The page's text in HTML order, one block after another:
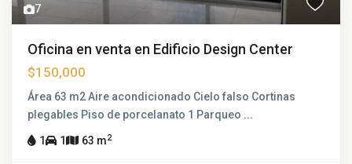
7
Oficina en venta en Edificio Design Center
$150,000
Área 63 m2 Aire acondicionado Cielo falso Cortinas
plegables Piso de porcelanato 1 Parqueo ...
1 1 63 m2